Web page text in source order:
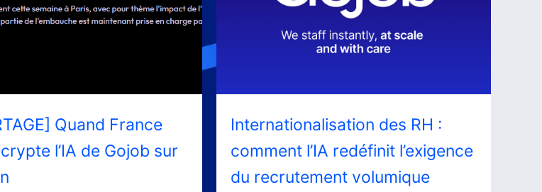
Quand France
l’IA de Gojob sur
Internationalisation des RH :
comment l’IA redéfinit l’exigence
du recrutement volumique